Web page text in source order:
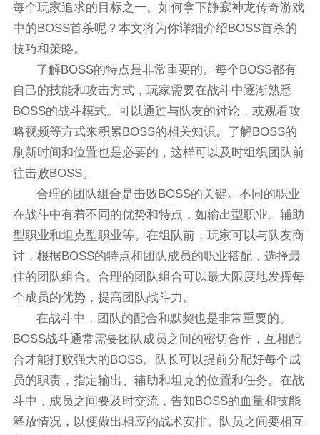
每个玩家追求的目标之一。如何拿下静寂神龙传奇游戏
中的BOSS首杀呢？本文将为你详细介绍BOSS首杀的
技巧和策略。
了解BOSS的特点是非常重要的。每个BOSS都有
自己的技能和攻击方式，玩家需要在战斗中逐渐熟悉
BOSS的战斗模式。可以通过与队友的讨论，或观看攻
略视频等方式来积累BOSS的相关知识。了解BOSS的
刷新时间和位置也是必要的，这样可以及时组织团队前
往击败BOSS。
合理的团队组合是击败BOSS的关键。不同的职业
在战斗中有着不同的优势和特点，如输出型职业、辅助
型职业和坦克型职业等。在组队前，玩家可以与队友商
讨，根据BOSS的特点和团队成员的职业搭配，选择最
佳的团队组合。合理的团队组合可以最大限度地发挥每
个成员的优势，提高团队战斗力。
在战斗中，团队的配合和默契也是非常重要的。
BOSS战斗通常需要团队成员之间的密切合作，互相配
合才能打败强大的BOSS。队长可以提前分配好每个成
员的职责，指定输出、辅助和坦克的位置和任务。在战
斗中，成员之间要及时交流，告知BOSS的血量和技能
释放情况，以便做出相应的战术安排。队员之间要相互